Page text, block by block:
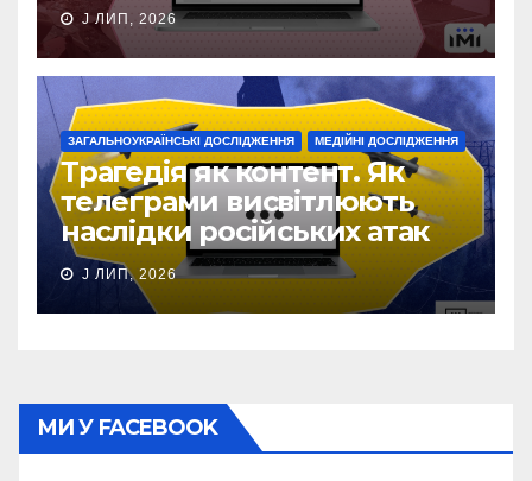
J ЛИП, 2026
ЗАГАЛЬНОУКРАЇНСЬКІ ДОСЛІДЖЕННЯ МЕДІЙНІ ДОСЛІДЖЕННЯ
Трагедія як контент. Як
телеграми висвітлюють
наслідки російських атак
J ЛИП, 2026
МИ У FACEBOOK